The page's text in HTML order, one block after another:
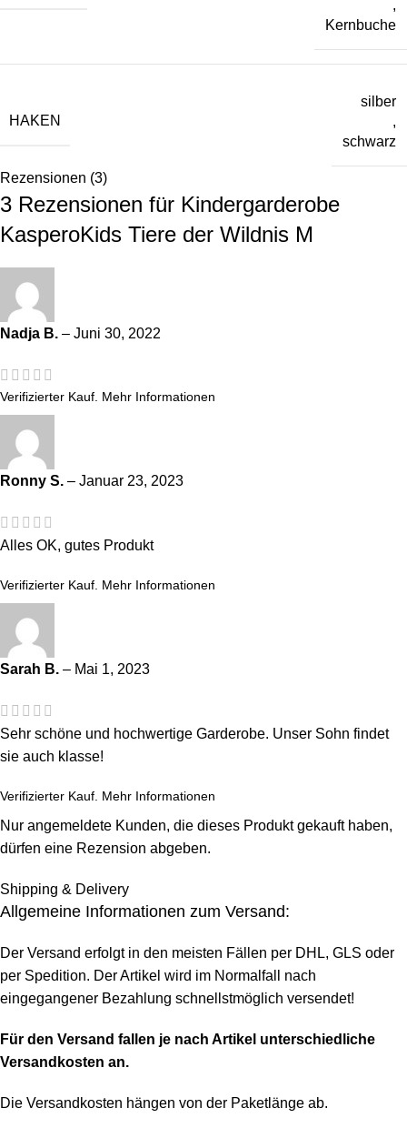
,
Kernbuche
HAKEN
silber
,
schwarz
Rezensionen (3)
3 Rezensionen für Kindergarderobe
KasperoKids Tiere der Wildnis M
Nadja B. – Juni 30, 2022
Verifizierter Kauf. Mehr Informationen
Ronny S. – Januar 23, 2023
Alles OK, gutes Produkt
Verifizierter Kauf. Mehr Informationen
Sarah B. – Mai 1, 2023
Sehr schöne und hochwertige Garderobe. Unser Sohn findet
sie auch klasse!
Verifizierter Kauf. Mehr Informationen
Nur angemeldete Kunden, die dieses Produkt gekauft haben,
dürfen eine Rezension abgeben.
Shipping & Delivery
Allgemeine Informationen zum Versand:
Der Versand erfolgt in den meisten Fällen per DHL, GLS oder
per Spedition. Der Artikel wird im Normalfall nach
eingegangener Bezahlung schnellstmöglich versendet!
Für den Versand fallen je nach Artikel unterschiedliche
Versandkosten an.
Die Versandkosten hängen von der Paketlänge ab.